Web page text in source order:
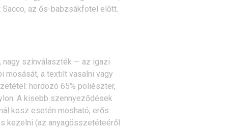
az ős-babzsákfotel előtt.
nagy színválaszték — az igazi
mosását, a textilt vasalni vagy
hordozó 65% poliészter,
A kisebb szennyeződések
kosz esetén mosható, erős
kezelni (az anyagösszetéteéről